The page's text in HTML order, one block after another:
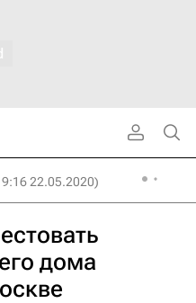
22.05.2020)
дома